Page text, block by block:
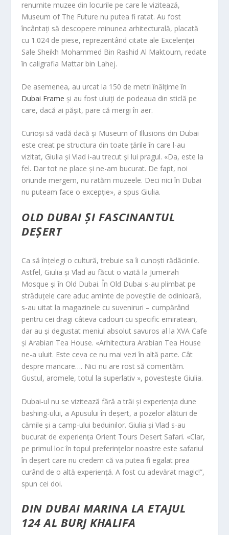
renumite muzee din locurile pe care le vizitează,
Museum of The Future nu putea fi ratat. Au fost
încântați să descopere minunea arhitecturală, placată
cu 1.024 de piese, reprezentând citate ale Excelenței
Sale Sheikh Mohammed Bin Rashid Al Maktoum, redate
în caligrafia Mattar bin Lahej.
De asemenea, au urcat la 150 de metri înălțime în
Dubai Frame și au fost uluiți de podeaua din sticlă pe
care, dacă ai pășit, pare că mergi în aer.
Curioși să vadă dacă și Museum of Illusions din Dubai
este creat pe structura din toate țările în care l-au
vizitat, Giulia și Vlad i-au trecut și lui pragul. «Da, este la
fel. Dar tot ne place și ne-am bucurat. De fapt, noi
oriunde mergem, nu ratăm muzeele. Deci nici în Dubai
nu puteam face o excepție», a spus Giulia.
OLD DUBAI ȘI FASCINANTUL
DEȘERT
Ca să înțelegi o cultură, trebuie sa îi cunoști rădăcinile.
Astfel, Giulia și Vlad au făcut o vizită la Jumeirah
Mosque și în Old Dubai. În Old Dubai s-au plimbat pe
străduțele care aduc aminte de poveștile de odinioară,
s-au uitat la magazinele cu suveniruri – cumpărând
pentru cei dragi câteva cadouri cu specific emiratean,
dar au și degustat meniul absolut savuros al la XVA Cafe
și Arabian Tea House. «Arhitectura Arabian Tea House
ne-a uluit. Este ceva ce nu mai vezi în altă parte. Cât
despre mancare…. Nici nu are rost să comentăm.
Gustul, aromele, totul la superlativ », povestește Giulia.
Dubai-ul nu se vizitează fără a trăi și experiența dune
bashing-ului, a Apusului în deșert, a pozelor alături de
cămile și a camp-ului beduinilor. Giulia și Vlad s-au
bucurat de experiența Orient Tours Desert Safari. «Clar,
pe primul loc în topul preferințelor noastre este safariul
în deșert care nu credem că va putea fi egalat prea
curând de o altă experiență. A fost cu adevărat magic!”,
spun cei doi.
DIN DUBAI MARINA LA ETAJUL
124 AL BURJ KHALIFA